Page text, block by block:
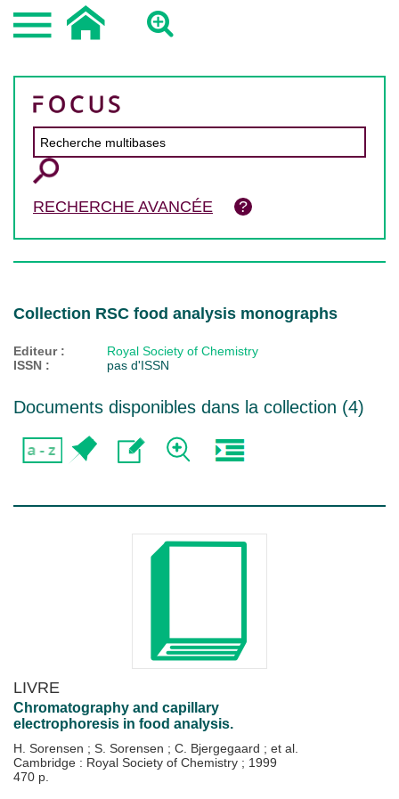
RECHERCHE AVANCÉE
Collection RSC food analysis monographs
Editeur :
Royal Society of Chemistry
ISSN :
pas d'ISSN
Documents disponibles dans la collection (4)
LIVRE
Chromatography and capillary
electrophoresis in food analysis.
H. Sorensen ; S. Sorensen ; C. Bjergegaard ; et al.
Cambridge : Royal Society of Chemistry ; 1999
470 p.